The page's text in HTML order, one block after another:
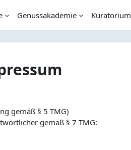
Genussakademie Kuratorium
gemäß § 5 TMG)
gemäß § 7 TMG: